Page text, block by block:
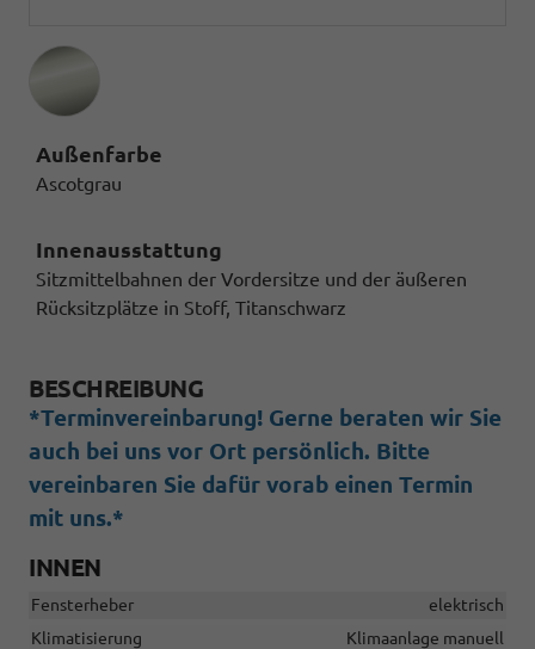
Außenfarbe
Ascotgrau
Innenausstattung
Sitzmittelbahnen der Vordersitze und der äußeren
Rücksitzplätze in Stoff, Titanschwarz
BESCHREIBUNG
*Terminvereinbarung! Gerne beraten wir Sie
auch bei uns vor Ort persönlich. Bitte
vereinbaren Sie dafür vorab einen Termin
mit uns.*
INNEN
Fensterheber
elektrisch
Klimatisierung
Klimaanlage manuell